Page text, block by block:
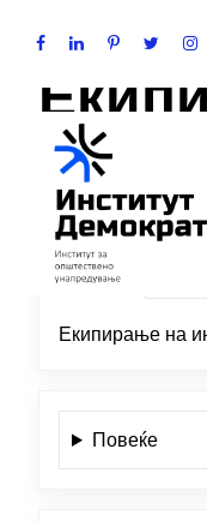
ЈАНЕ
Екипирање на
Повеќе